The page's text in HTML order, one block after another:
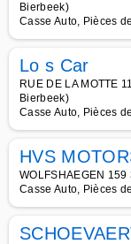
Bierbeek)
Casse Auto, Pièces
Lo s Car
RUE DE LA MOTTE
Bierbeek)
Casse Auto, Pièces
HVS
WOLFSHAEGEN
Casse Auto, Pièces